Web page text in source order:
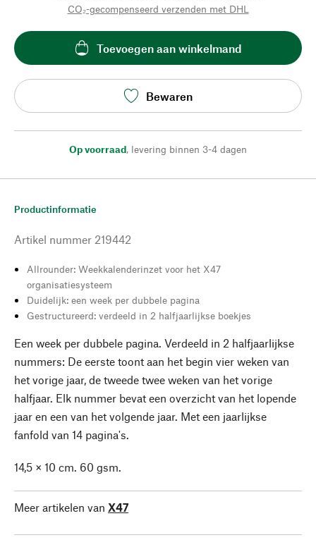
CO₂-gecompenseerd verzenden met DHL
Toevoegen aan winkelmand
Bewaren
Op voorraad, levering binnen 3-4 dagen
Productinformatie
Artikel nummer 219442
Allrounder: Weekkalenderinzet voor het X47
organisatiesysteem
Duidelijk: een week per dubbele pagina
Gestructureerd: verdeeld in 2 halfjaarlijkse boekjes
Een week per dubbele pagina. Verdeeld in 2 halfjaarlijkse
nummers: De eerste toont aan het begin vier weken van
het vorige jaar, de tweede twee weken van het vorige
halfjaar. Elk nummer bevat een overzicht van het lopende
jaar en een van het volgende jaar. Met een jaarlijkse
fanfold van 14 pagina's.
14,5 × 10 cm. 60 gsm.
Meer artikelen van X47